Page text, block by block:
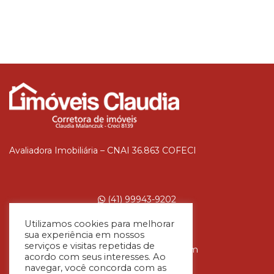
Avaliadora Imobiliária – CNAI 36.863 COFECI
(41) 99943-9202
claudia@imoveisclaudia.com
Rua Zonardy Ribas, 121.
Utilizamos cookies para melhorar
sua experiência em nossos
serviços e visitas repetidas de
acordo com seus interesses. Ao
navegar, você concorda com as